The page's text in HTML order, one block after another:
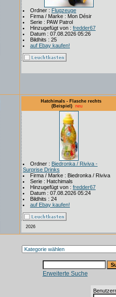
Ordner : Flugzeuge
Firma / Marke : Mon Désir
Serie : PAW Patrol
Hinzugefügt von : fredder67
Datum : 07.08.2026 05:26
Bildhits : 25
auf Ebay kaufen!
Hatchimals - Flasche rechts
(Beispiel)
neu
Ordner : Biedronka / Riviva -
Surprise Drinks
Firma / Marke : Biedronka / Riviva
Serie : Hatchimals
Hinzugefügt von : fredder67
Datum : 07.08.2026 05:24
Bildhits : 24
auf Ebay kaufen!
2026
Erweiterte Suche